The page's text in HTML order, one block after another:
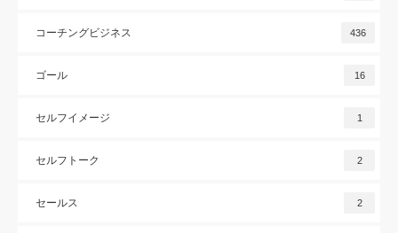
コーチングビジネス 436
ゴール 16
セルフイメージ 1
セルフトーク 2
セールス 2